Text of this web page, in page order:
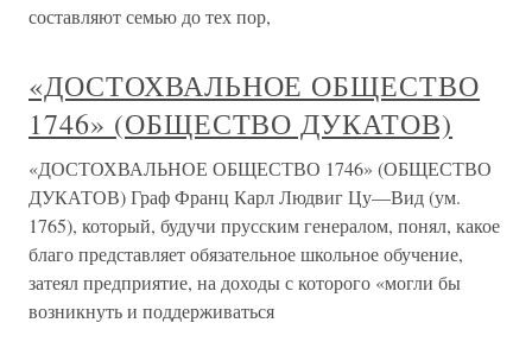
составляют семью до тех пор,
«ДОСТОХВАЛЬНОЕ ОБЩЕСТВО
1746» (ОБЩЕСТВО ДУКАТОВ)
«ДОСТОХВАЛЬНОЕ ОБЩЕСТВО 1746» (ОБЩЕСТВО
ДУКАТОВ) Граф Франц Карл Людвиг Цу—Вид (ум.
1765), который, будучи прусским генералом, понял, какое
благо представляет обязательное школьное обучение,
затеял предприятие, на доходы с которого «могли бы
возникнуть и поддерживаться